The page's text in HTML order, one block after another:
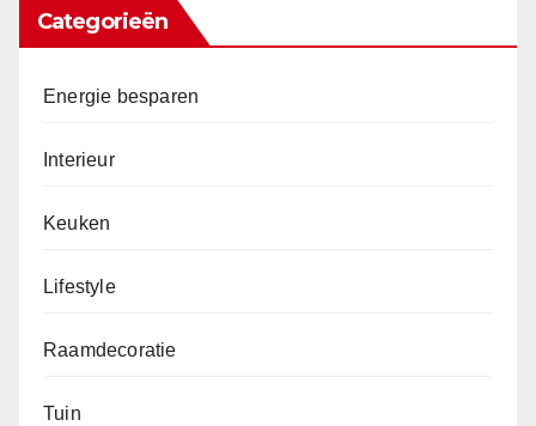
Categorieën
Energie besparen
Interieur
Keuken
Lifestyle
Raamdecoratie
Tuin